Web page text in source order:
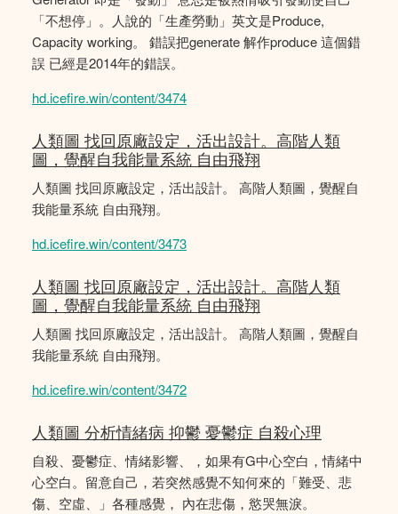
「不想停」。人說的「生產勞動」英文是Produce,
Capacity working。 錯誤把generate 解作produce 這個錯
誤 已經是2014年的錯誤。
hd.icefire.win/content/3474
人類圖 找回原廠設定，活出設計。高階人類
圖，覺醒自我能量系統 自由飛翔
人類圖 找回原廠設定，活出設計。 高階人類圖，覺醒自
我能量系統 自由飛翔。
hd.icefire.win/content/3473
人類圖 找回原廠設定，活出設計。高階人類
圖，覺醒自我能量系統 自由飛翔
人類圖 找回原廠設定，活出設計。 高階人類圖，覺醒自
我能量系統 自由飛翔。
hd.icefire.win/content/3472
人類圖 分析情緒病 抑鬱 憂鬱症 自殺心理
自殺、憂鬱症、情緒影響、，如果有G中心空白，情緒中
心空白。留意自己，若突然感覺不知何來的「難受、悲
傷、空虛、」各種感覺， 內在悲傷，慾哭無淚。